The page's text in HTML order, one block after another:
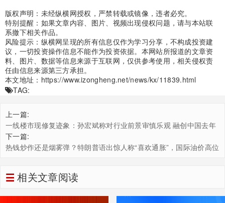
版权声明：未经纵横网授权，严禁转载或镜像，违者必究。
特别提醒：如果文章内容、图片、视频出现侵权问题，请与本站联
系撤下相关作品。
风险提示：纵横网呈现的所有信息仅作为学习分享，不构成投资建
议，一切投资操作信息不能作为投资依据。本网站所报道的文章资
料、图片、数据等信息来源于互联网，仅供参考使用，相关侵权责
任由信息来源第三方承担。
本文地址： https://www.izongheng.net/news/kx/11839.html
TAG:
上一篇:
一线楼市现修复迹象：孙宏斌称对行业前景审慎乐观 融创中国去年
有息负债大减逾700亿
下一篇:
热钱炒作还是烟雾弹？特朗普语出惊人称“喜欢通胀”，国际油价高位
相关文章阅读